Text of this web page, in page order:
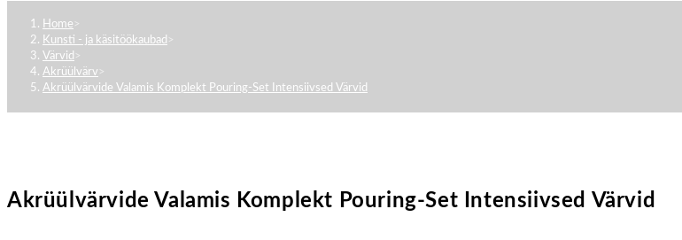
website
Home >
Kunsti - ja käsitöökaubad >
Värvid >
Akrüülvärv >
Akrüülvärvide Valamis Komplekt Pouring-Set Intensiivsed Värvid
Akrüülvärvide Valamis Komplekt Pouring-Set Intensiivsed Värvid